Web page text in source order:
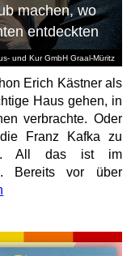
und Kur GmbH Graal-Müritz
machen, wo
entdeckten
Erich Kästner als
Haus gehen, in
verbrachte. Oder
Franz Kafka zu
All das ist im
Bereits vor über